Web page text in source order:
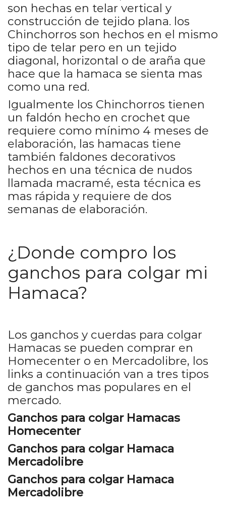
son hechas en telar vertical y
construcción de tejido plana. los
Chinchorros son hechos en el mismo
tipo de telar pero en un tejido
diagonal, horizontal o de araña que
hace que la hamaca se sienta mas
como una red.
Igualmente los Chinchorros tienen
un faldón hecho en crochet que
requiere como mínimo 4 meses de
elaboración, las hamacas tiene
también faldones decorativos
hechos en una técnica de nudos
llamada macramé, esta técnica es
mas rápida y requiere de dos
semanas de elaboración.
¿Donde compro los
ganchos para colgar mi
Hamaca?
Los ganchos y cuerdas para colgar
Hamacas se pueden comprar en
Homecenter o en Mercadolibre, los
links a continuación van a tres tipos
de ganchos mas populares en el
mercado.
Ganchos para colgar Hamacas
Homecenter
Ganchos para colgar Hamaca
Mercadolibre
Ganchos para colgar Hamaca
Mercadolibre